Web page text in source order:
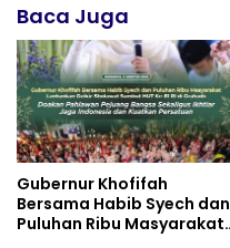
Baca Juga
Gubernur Khofifah
Bersama Habib Syech dan
Puluhan Ribu Masyarakat